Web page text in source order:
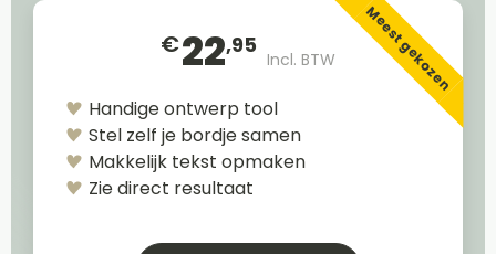
€22,95
Incl. BTW Meest gekozen
Handige ontwerp tool
Stel zelf je bordje samen
Makkelijk tekst opmaken
Zie direct resultaat